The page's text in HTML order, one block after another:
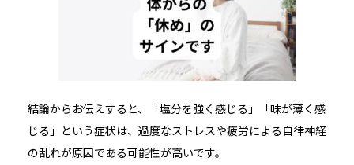
結論からお伝えすると、「塩分を強く感じる」「味が薄く感
じる」という症状は、過度なストレスや疲労による自律神経
の乱れが原因である可能性が高いです。